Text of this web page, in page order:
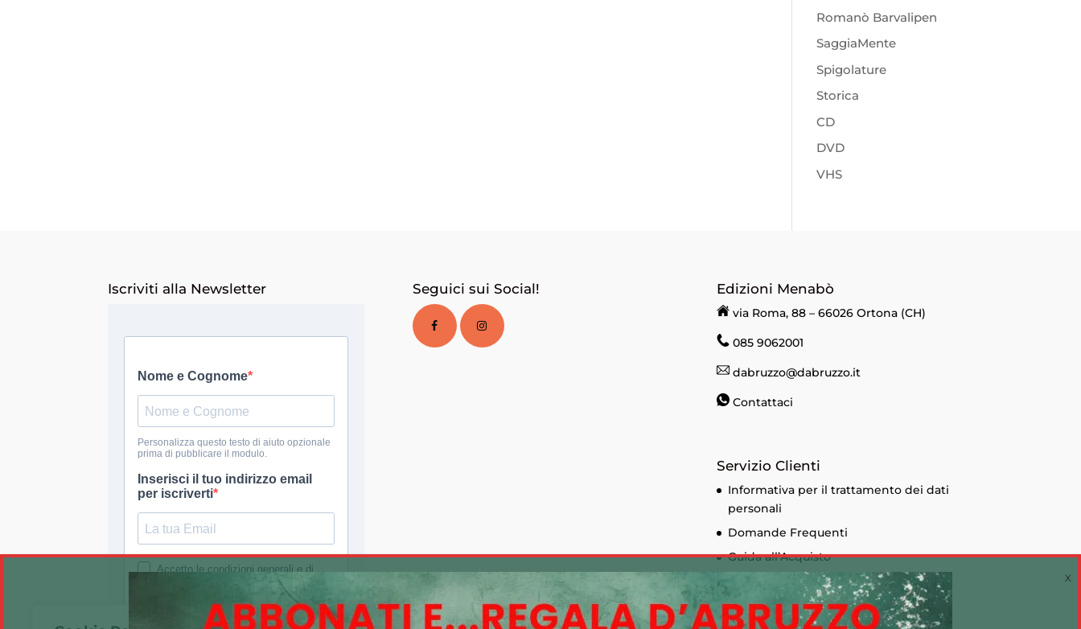
Romanò Barvalipen
SaggiaMente
Spigolature
Storica
CD
DVD
VHS
Iscriviti alla Newsletter Seguici sui Social! Edizioni Menabò
via Roma, 88 – 66026 Ortona (CH)
085 9062001
dabruzzo@dabruzzo.it
Contattaci
Servizio Clienti
Informativa per il trattamento dei dati
personali
Domande Frequenti
Guida all’Acquisto
Condizioni di vendita
Informativa sui Cookie